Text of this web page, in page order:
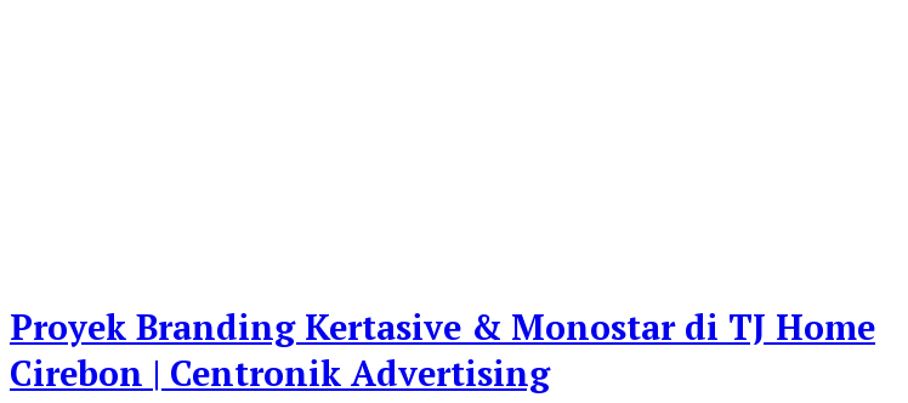
Proyek Branding Kertasive & Monostar di TJ Home
Cirebon | Centronik Advertising